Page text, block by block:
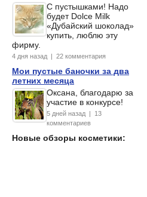
С пустышками! Надо
будет Dolce Milk
«Дубайский шоколад»
купить, люблю эту
фирму.
4 дня назад | 22 комментария
Мои пустые баночки за два
летних месяца
Оксана, благодарю за
участие в конкурсе!
5 дней назад | 13
комментариев
Новые обзоры косметики: